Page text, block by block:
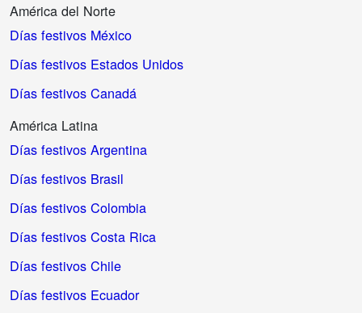
América del Norte
Días festivos México
Días festivos Estados Unidos
Días festivos Canadá
América Latina
Días festivos Argentina
Días festivos Brasil
Días festivos Colombia
Días festivos Costa Rica
Días festivos Chile
Días festivos Ecuador